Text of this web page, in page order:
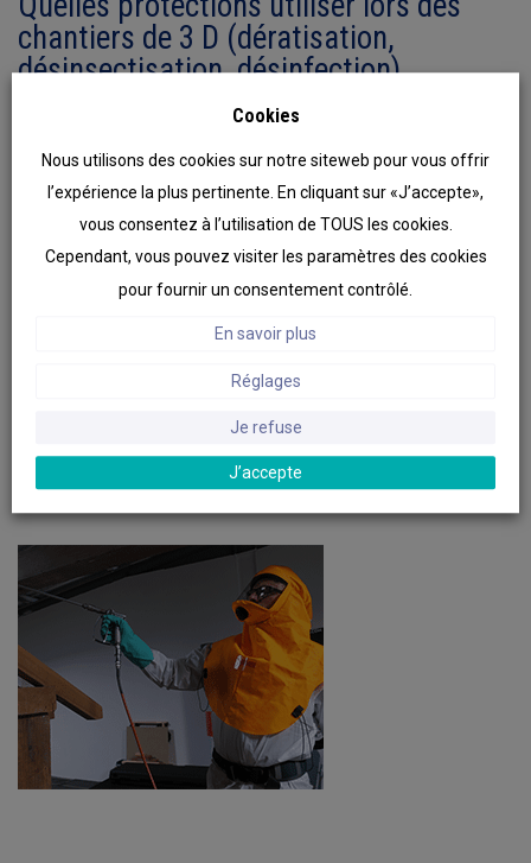
chantiers de 3 D (dératisation,
désinsectisation, désinfection)
Les applicateurs et les professionnels de la 3 D (dératisation,
désinsectisation, désinfection) doivent se protéger contre les
produits toxiques, les éclaboussures, Avant de commencer vos
chantiers il est impératif de vérifier vos équipements
protections individuelles.
personnes travaillant et étant exposées aux produits biocides
Cookies
Nous utilisons des cookies sur notre siteweb pour vous offrir
l’expérience la plus pertinente. En cliquant sur «J’accepte»,
vous consentez à l’utilisation de TOUS les cookies.
Cependant, vous pouvez visiter les paramètres des cookies
pour fournir un consentement contrôlé.
En savoir plus
Réglages
Je refuse
J’accepte